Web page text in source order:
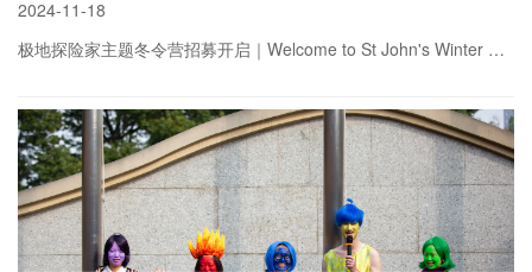
2024-11-18
极地探险家主题冬令营招募开启｜Welcome to St John's Winter Camp
more